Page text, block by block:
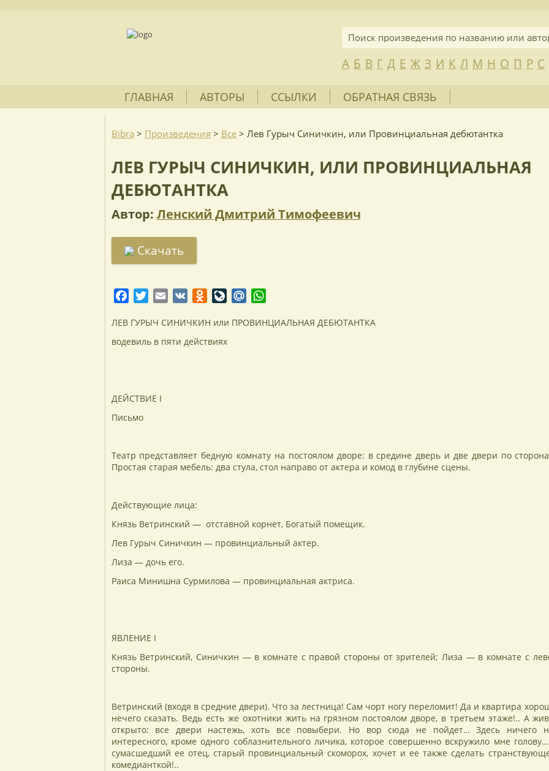
А Б В Г Д Е Ж З И К Л М Н О П Р С
ГЛАВНАЯ АВТОРЫ ССЫЛКИ ОБРАТНАЯ СВЯЗЬ
Bibra > Произведения > Все> Лев Гурыч Синичкин, или Провинциальная дебютантка
ЛЕВ ГУРЫЧ СИНИЧКИН, ИЛИ ПРОВИНЦИАЛЬНАЯ
ДЕБЮТАНТКА
Автор: Ленский Дмитрий Тимофеевич
Скачать
FacebookTwitterEmail VK Odnoklassniki
LiveJournal
Mail.Ru
ЛЕВ ГУРЫЧ СИНИЧКИН или ПРОВИНЦИАЛЬНАЯ ДЕБЮТАНТКА
водевиль в пяти действиях
ДЕЙСТВИЕ I
Письмо
Театр представляет бедную комнату на постоялом дворе: в средине дверь и две двери по
Простая старая мебель: два стула, стол направо от актера и комод в глубине сцены.
Действующие лица:
Князь Ветринский — отставной корнет, Богатый помещик.
Лев Гурыч Синичкин — провинциальный актер.
Лиза — дочь его.
Раиса Минишна Сурмилова — провинциальная актриса.
ЯВЛЕНИЕ I
Князь Ветринский, Синичкин — в комнате с правой стороны от зрителей; Лиза — в комнате с
стороны.
Ветринский (входя в средние двери). Что за лестница! Сам чорт ногу переломит! Да и квартира
нечего сказать. Ведь есть же охотники жить на грязном постоялом дворе, в третьем этаже!.. А
открыто: все двери настежь, хоть все повыбери. Но вор сюда не пойдет… Здесь ничего
интересного, кроме одного соблазнительного личика, которое совершенно вскружило мне
сумасшедший ее отец, старый провинциальный скоморох, хочет и ее также сделать
комедианткой!..